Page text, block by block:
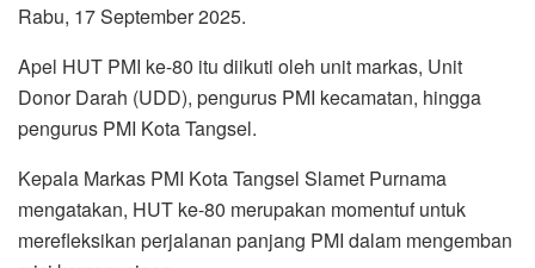
Rabu, 17 September 2025.
Apel HUT PMI ke-80 itu diikuti oleh unit markas, Unit
Donor Darah (UDD), pengurus PMI kecamatan, hingga
pengurus PMI Kota Tangsel.
Kepala Markas PMI Kota Tangsel Slamet Purnama
mengatakan, HUT ke-80 merupakan momentuf untuk
merefleksikan perjalanan panjang PMI dalam mengemban